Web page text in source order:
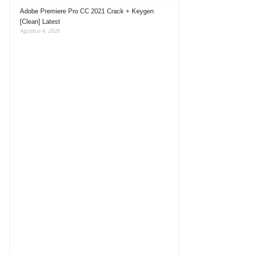
Adobe Premiere Pro CC 2021 Crack + Keygen
[Clean] Latest
Agustus 4, 2026